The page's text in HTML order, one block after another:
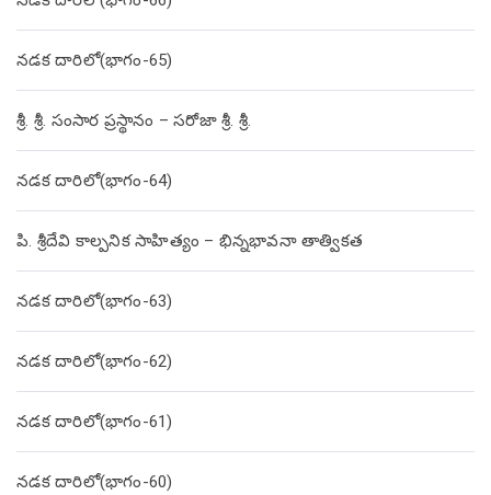
నడక దారిలో(భాగం-65)
శ్రీ. శ్రీ. సంసార ప్రస్థానం – సరోజా శ్రీ. శ్రీ.
నడక దారిలో(భాగం-64)
పి. శ్రీదేవి కాల్పనిక సాహిత్యం – భిన్నభావనా తాత్వికత
నడక దారిలో(భాగం-63)
నడక దారిలో(భాగం-62)
నడక దారిలో(భాగం-61)
నడక దారిలో(భాగం-60)